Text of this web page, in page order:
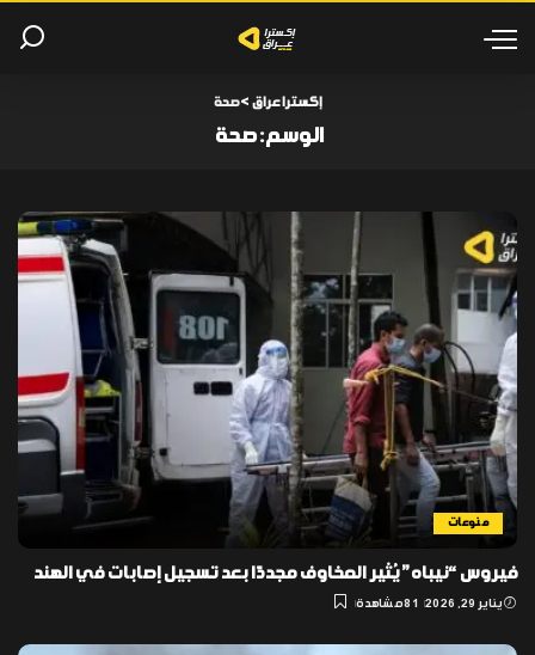
إكسترا عراق >صحة
الوسم:صحة
منوعات
فيروس “نيباه” يُثير المخاوف مجددًا بعد تسجيل إصابات في الهند
يناير 29, 2026 81 مشاهدة